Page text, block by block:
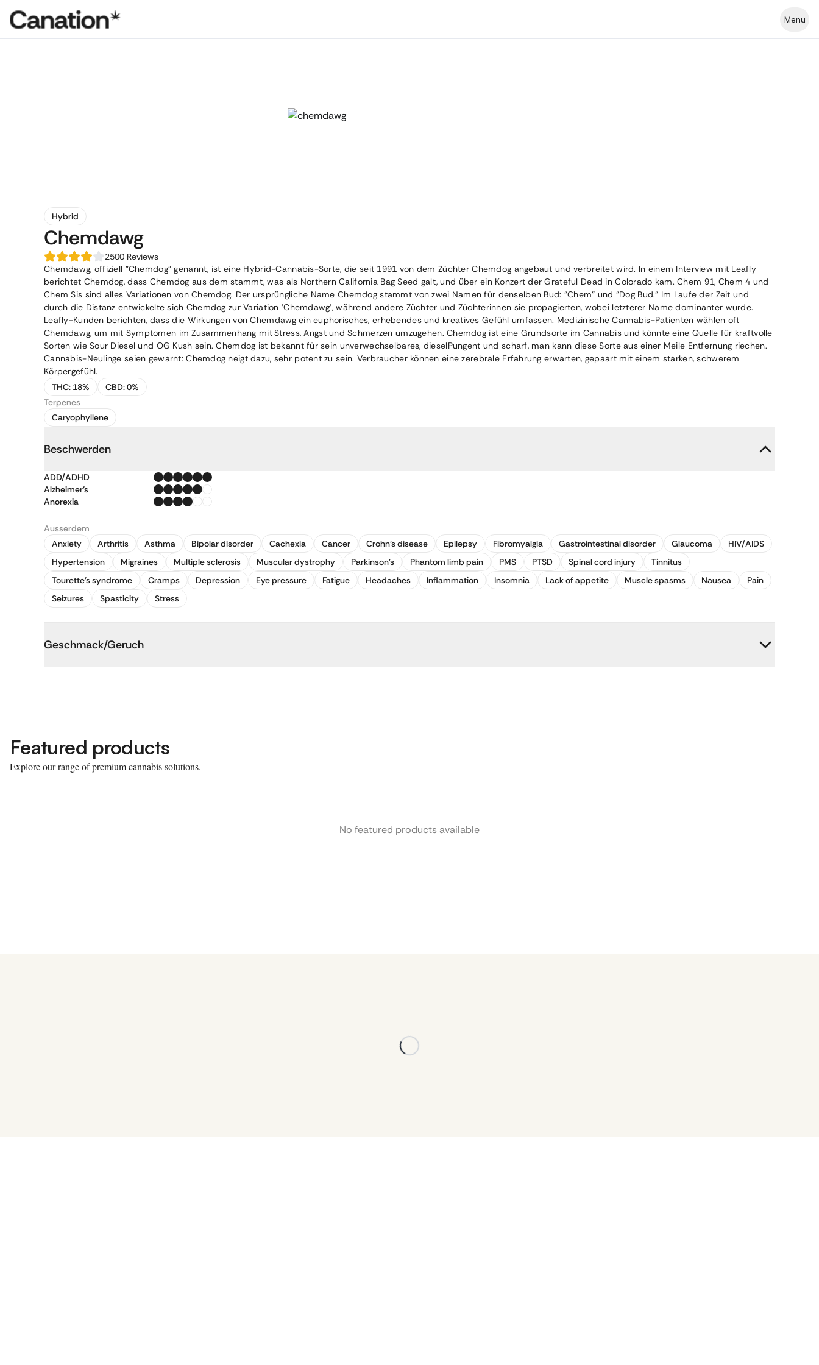
Menu
Hybrid
Chemdawg
2500 Reviews
Chemdawg, offiziell "Chemdog" genannt, ist eine Hybrid-Cannabis-Sorte, die seit 1991 von dem Züchter Chemdog angebaut und verbreitet wird. In einem Interview mit Leafly
berichtet Chemdog, dass Chemdog aus dem stammt, was als Northern California Bag Seed galt, und über ein Konzert der Grateful Dead in Colorado kam. Chem 91, Chem 4 und
Chem Sis sind alles Variationen von Chemdog. Der ursprüngliche Name Chemdog stammt von zwei Namen für denselben Bud: "Chem" und "Dog Bud." Im Laufe der Zeit und
durch die Distanz entwickelte sich Chemdog zur Variation 'Chemdawg', während andere Züchter und Züchterinnen sie propagierten, wobei letzterer Name dominanter wurde.
Leafly-Kunden berichten, dass die Wirkungen von Chemdawg ein euphorisches, erhebendes und kreatives Gefühl umfassen. Medizinische Cannabis-Patienten wählen oft
Chemdawg, um mit Symptomen im Zusammenhang mitStress, Angst und Schmerzen umzugehen. Chemdog ist eine Grundsorte im Cannabis und könnte eine Quelle für kraftvolle
Sorten wie Sour Diesel und OG Kush sein. Chemdog ist bekannt für sein unverwechselbares, dieselPungent und scharf, man kann diese Sorte aus einer Meile Entfernung riechen.
Cannabis-Neulinge seien gewarnt: Chemdog neigt dazu, sehr potent zu sein. Verbraucher können eine zerebrale Erfahrung erwarten, gepaart mit einem starken, schwerem
Körpergefühl.
THC: 18% CBD:0%
Terpenes
Caryophyllene
Beschwerden
ADD/ADHD
Alzheimer's
Anorexia
Ausserdem
Anxiety
Arthritis Asthma Bipolar disorder Cachexia Cancer Crohn's disease Epilepsy Fibromyalgia Gastrointestinal disorder Glaucoma
HIV/AIDS
Hypertension
Migraines Multiple sclerosis Muscular dystrophy Parkinson's Phantom limb pain PMS PTSD Spinal cord injury
Tinnitus
Tourette's syndrome
Cramps Depression Eye pressure Fatigue Headaches Inflammation Insomnia Lack of appetite Muscle spasms Nausea
Pain
Seizures
Spasticity Stress
Geschmack/Geruch
Featured products
Explore our range of premium cannabis solutions.
No featured products available